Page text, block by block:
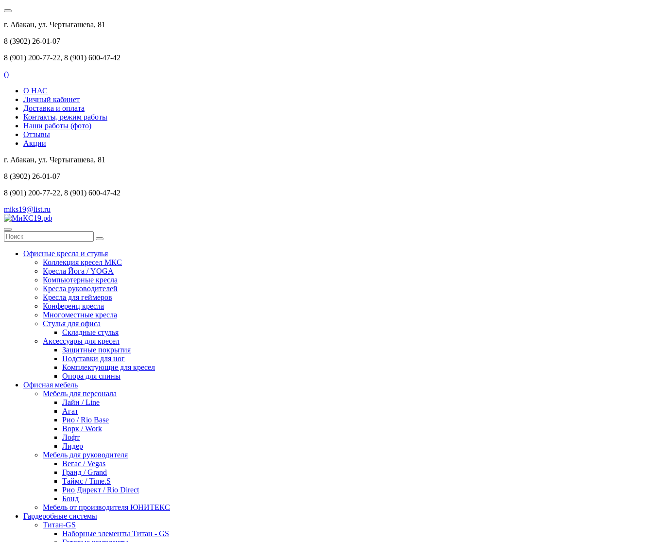
г. Абакан, ул. Чертыгашева, 81
8 (3902) 26-01-07
8 (901) 200-77-22, 8 (901) 600-47-42
()
О НАС
Личный кабинет
Доставка и оплата
Контакты, режим работы
Наши работы (фото)
Отзывы
Акции
г. Абакан, ул. Чертыгашева, 81
8 (3902) 26-01-07
8 (901) 200-77-22, 8 (901) 600-47-42
miks19@list.ru
Офисные кресла и стулья
Коллекция кресел МКС
Кресла Йога / YOGA
Компьютерные кресла
Кресла руководителей
Кресла для геймеров
Конференц кресла
Многоместные кресла
Стулья для офиса
Складные стулья
Аксессуары для кресел
Защитные покрытия
Подставки для ног
Комплектующие для кресел
Опора для спины
Офисная мебель
Мебель для персонала
Лайн / Line
Агат
Рио / Rio Base
Ворк / Work
Лофт
Лидер
Мебель для руководителя
Вегас / Vegas
Гранд / Grand
Таймс / Time.S
Рио Директ / Rio Direct
Бонд
Мебель от производителя ЮНИТЕКС
Гардеробные системы
Титан-GS
Наборные элементы Титан - GS